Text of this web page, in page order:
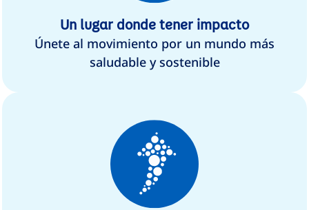
Un lugar donde tener impacto
Únete al movimiento por un mundo más
saludable y sostenible